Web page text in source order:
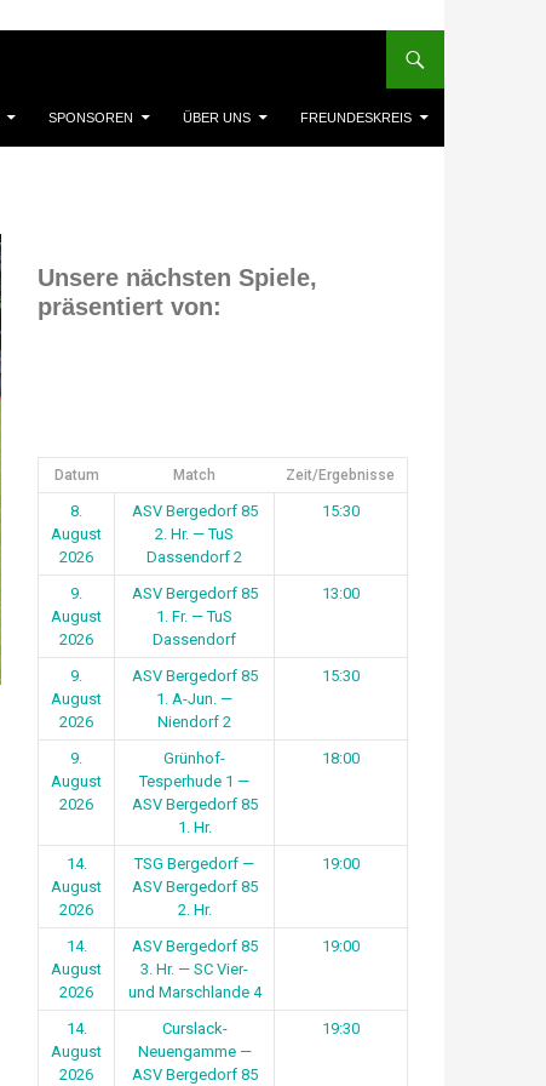
SPONSOREN ÜBER UNS FREUNDESKREIS
Unsere nächsten Spiele,
präsentiert von:
Datum Match Zeit/Ergebnisse
8.
August
2026
ASV Bergedorf 85
2. Hr. — TuS
Dassendorf 2
15:30
9.
August
2026
ASV Bergedorf 85
1. Fr. — TuS
Dassendorf
13:00
9.
August
2026
ASV Bergedorf 85
1. A-Jun. —
Niendorf 2
15:30
9.
August
2026
Grünhof-
Tesperhude 1 —
ASV Bergedorf 85
1. Hr.
18:00
14.
August
2026
TSG Bergedorf —
ASV Bergedorf 85
2. Hr.
19:00
14.
August
2026
ASV Bergedorf 85
3. Hr. — SC Vier-
und Marschlande 4
19:00
14.
August
2026
Curslack-
Neuengamme —
ASV Bergedorf 85
19:30